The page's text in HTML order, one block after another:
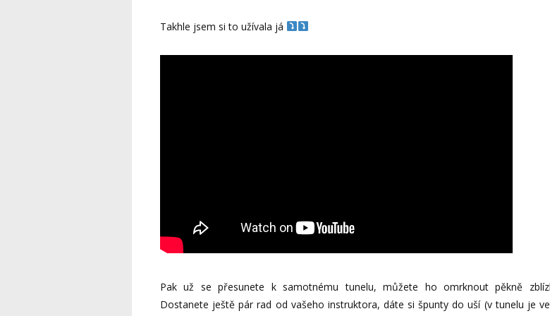
Takhle jsem si to užívala já
Pak už se přesunete k samotnému tunelu, můžete ho omrknout pěkně
Dostanete ještě pár rad od vašeho instruktora, dáte si špunty do uší (v tunelu je